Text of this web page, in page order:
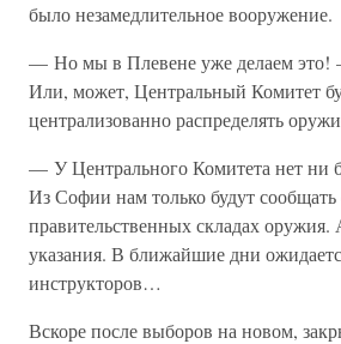
было незамедлительное вооружение.
— Но мы в Плевене уже делаем
Или, может, Центральный Комитет
централизованно распределять
— У Центрального Комитета нет ни
Из Софии нам только будут
правительственных складах оружия.
указания. В ближайшие дни
инструкторов…
Вскоре после выборов на новом,